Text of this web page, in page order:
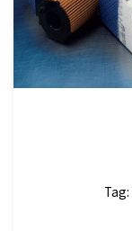
Tag: